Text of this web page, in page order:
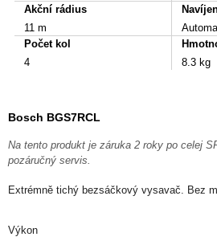
Akční rádius
11 m
Počet kol
4
8.3 kg
Bosch BGS7RCL
Na tento produkt je záruka 2 roky po celej
pozáručný servis.
Extrémně tichý bezsáčkový vysavač. Bez
Výkon